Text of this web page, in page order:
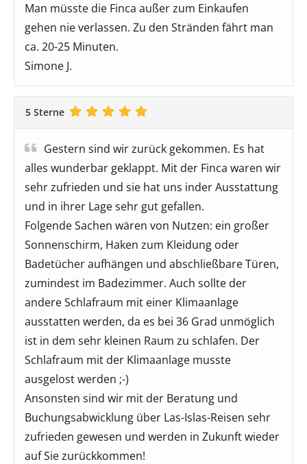
Man müsste die Finca außer zum Einkaufen
gehen nie verlassen. Zu den Stränden fährt man
ca. 20-25 Minuten.
Simone J.
5 Sterne
Gestern sind wir zurück gekommen. Es hat
alles wunderbar geklappt. Mit der Finca waren wir
sehr zufrieden und sie hat uns inder Ausstattung
und in ihrer Lage sehr gut gefallen.
Folgende Sachen wären von Nutzen: ein großer
Sonnenschirm, Haken zum Kleidung oder
Badetücher aufhängen und abschließbare Türen,
zumindest im Badezimmer. Auch sollte der
andere Schlafraum mit einer Klimaanlage
ausstatten werden, da es bei 36 Grad unmöglich
ist in dem sehr kleinen Raum zu schlafen. Der
Schlafraum mit der Klimaanlage musste
ausgelost werden ;-)
Ansonsten sind wir mit der Beratung und
Buchungsabwicklung über Las-Islas-Reisen sehr
zufrieden gewesen und werden in Zukunft wieder
auf Sie zurückkommen!